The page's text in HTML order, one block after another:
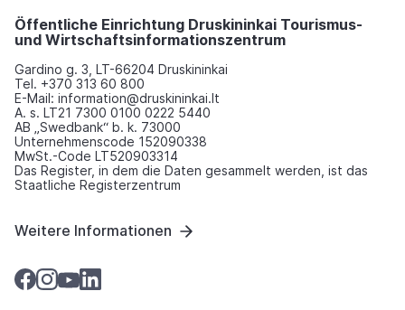
Öffentliche Einrichtung Druskininkai Tourismus-
und Wirtschaftsinformationszentrum
Gardino g. 3, LT-66204 Druskininkai
Tel. +370 313 60 800
E-Mail: information@druskininkai.lt
A. s. LT21 7300 0100 0222 5440
AB „Swedbank“ b. k. 73000
Unternehmenscode 152090338
MwSt.-Code LT520903314
Das Register, in dem die Daten gesammelt werden, ist das
Staatliche Registerzentrum
Weitere Informationen